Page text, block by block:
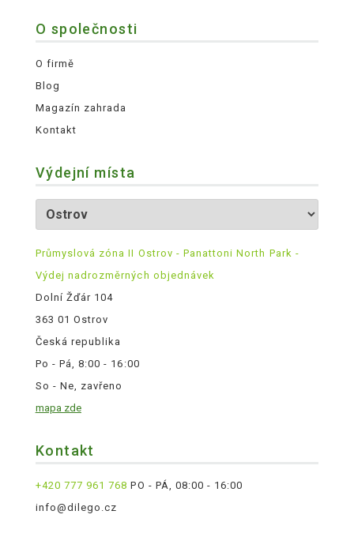
O společnosti
O firmě
Blog
Magazín zahrada
Kontakt
Výdejní místa
Průmyslová zóna II Ostrov - Panattoni North Park -
Výdej nadrozměrných objednávek
Dolní Žďár 104
363 01 Ostrov
Česká republika
Po - Pá, 8:00 - 16:00
So - Ne, zavřeno
mapa zde
Kontakt
+420 777 961 768 PO - PÁ, 08:00 - 16:00
info@dilego.cz